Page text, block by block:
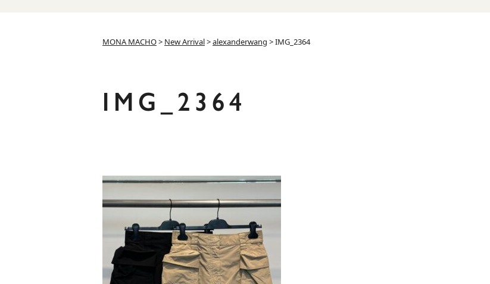
MONA MACHO> New Arrival>alexanderwang >IMG_2364
IMG_2364